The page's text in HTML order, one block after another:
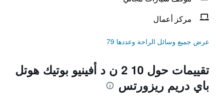
مركز أعمال
عرض جميع وسائل الراحة وعددها 79
تقييمات حول 10 2 ن د أفينيو بوتيك هوتل
باي دريم ريزورتس